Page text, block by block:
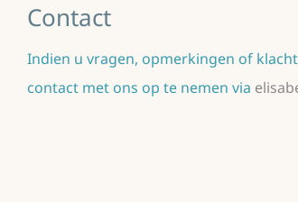
Contact
Indien u vragen, opmerkingen of
contact met ons op te nemen via